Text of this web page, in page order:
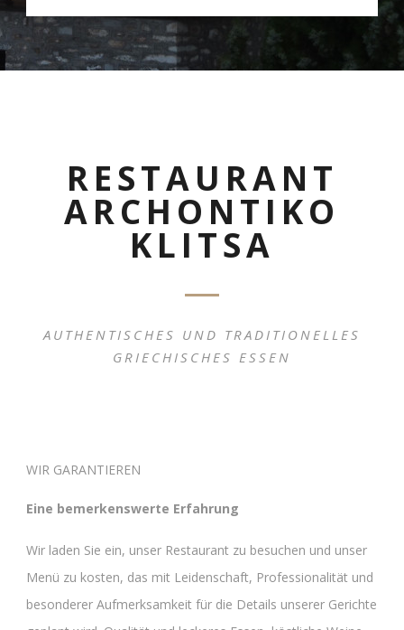
RESTAURANT
ARCHONTIKO
KLITSA
AUTHENTISCHES UND TRADITIONELLES
GRIECHISCHES ESSEN
WIR GARANTIEREN
Eine bemerkenswerte Erfahrung
Wir laden Sie ein, unser Restaurant zu besuchen und unser
Menü zu kosten, das mit Leidenschaft, Professionalität und
besonderer Aufmerksamkeit für die Details unserer Gerichte